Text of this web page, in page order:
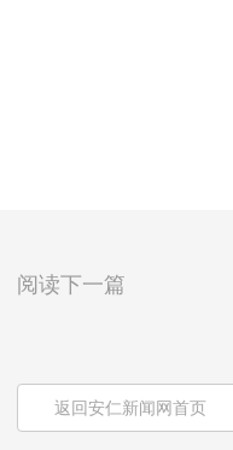
阅读下一篇
返回安仁新闻网首页